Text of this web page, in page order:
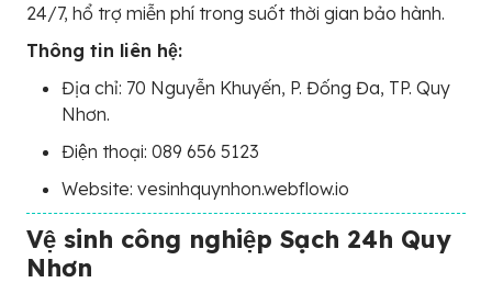
24/7, hổ trợ miễn phí trong suốt thời gian bảo hành.
Thông tin liên hệ:
Địa chỉ: 70 Nguyễn Khuyến, P. Đống Đa, TP. Quy
Nhơn.
Điện thoại: 089 656 5123
Website: vesinhquynhon.webflow.io
Vệ sinh công nghiệp Sạch 24h Quy
Nhơn